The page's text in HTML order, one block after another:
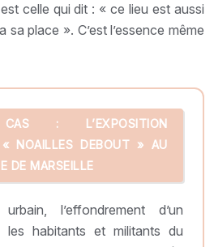
celle qui dit : « ce lieu est aussi
place ». C’est l’essence même
: L’EXPOSITION
« NOAILLES DEBOUT » AU
DE MARSEILLE
l’effondrement d’un
les habitants et militants du